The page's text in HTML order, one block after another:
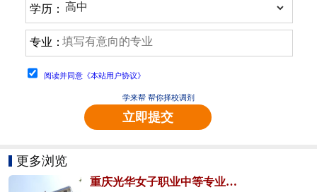
学历：
专业：
阅读并同意《本站用户协议》
学来帮 帮你择校调剂
立即提交
更多浏览
重庆光华女子职业中等专业学校